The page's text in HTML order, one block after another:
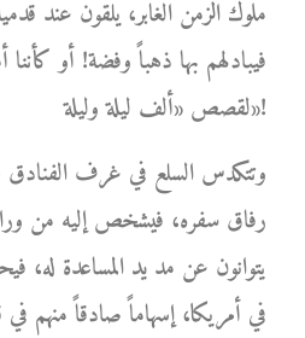
ملوك الزمن الغابر، يلقون عند
فيبادلهم بها ذهباً وفضة! أو
لقصص «ألف ليلة وليلة»!
وتتكدس السلع في غرف
رفاق سفره، فيشخص إليه من
يتوانون عن مد يد المساعدة له،
في أمريكا، إسهاماً صادقاً منهم